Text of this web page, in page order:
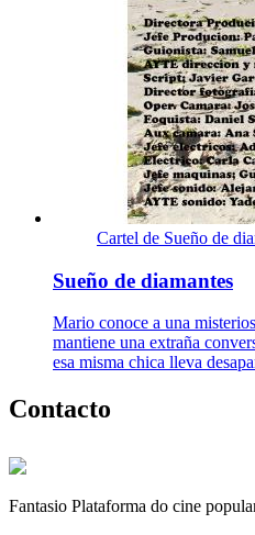
Cartel de Sueño de
Sueño de diamantes
Mario conoce a una
mantiene una extraña
esa misma chica lleva
Contacto
Fantasio Plataforma do cine